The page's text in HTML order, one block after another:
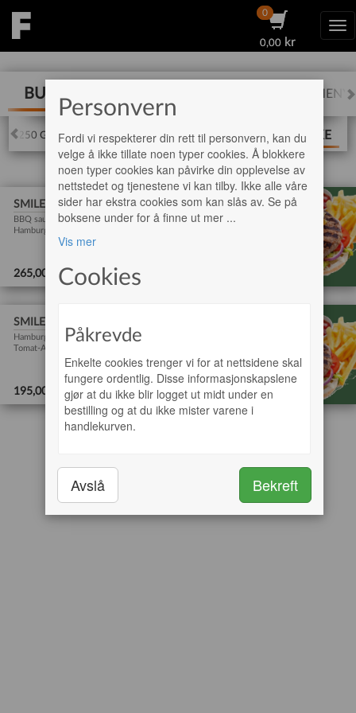
0,00 kr
0
0,00 kr
0
BURGER BARNEMENY
250 GRAM BURGER 333 GRAM SMILE BURGER PAKKE
SMILEPAKKE GIGANT 2
265,00 Kr Legg i handlekurv
BBQ saus-Hamburgerdressing-Burgerost-Bacon-
Hamburger-Salat-Tomat-Agurk-Rødløk-Mais .
SMILEPAKKE VANLIG
195,00 Kr Legg i handlekurv
Hamburgerdressing-Burgerost-Chips-Hamburger-Salat-
Tomat-Agurk-Rødløk .
Personvern
Fordi vi respekterer din rett til personvern, kan du
velge å ikke tillate noen typer cookies. Å blokkere
noen typer cookies kan påvirke din opplevelse av
nettstedet og tjenestene vi kan tilby. Ikke alle våre
sider har ekstra cookies som kan slås av. Se på
boksene under for å finne ut mer ...
Vis mer
Cookies
Påkrevde
Enkelte cookies trenger vi for at nettsidene skal
fungere ordentlig. Disse informasjonskapslene
gjør at du ikke blir logget ut midt under en
bestilling og at du ikke mister varene i
handlekurven.
Avslå Bekreft